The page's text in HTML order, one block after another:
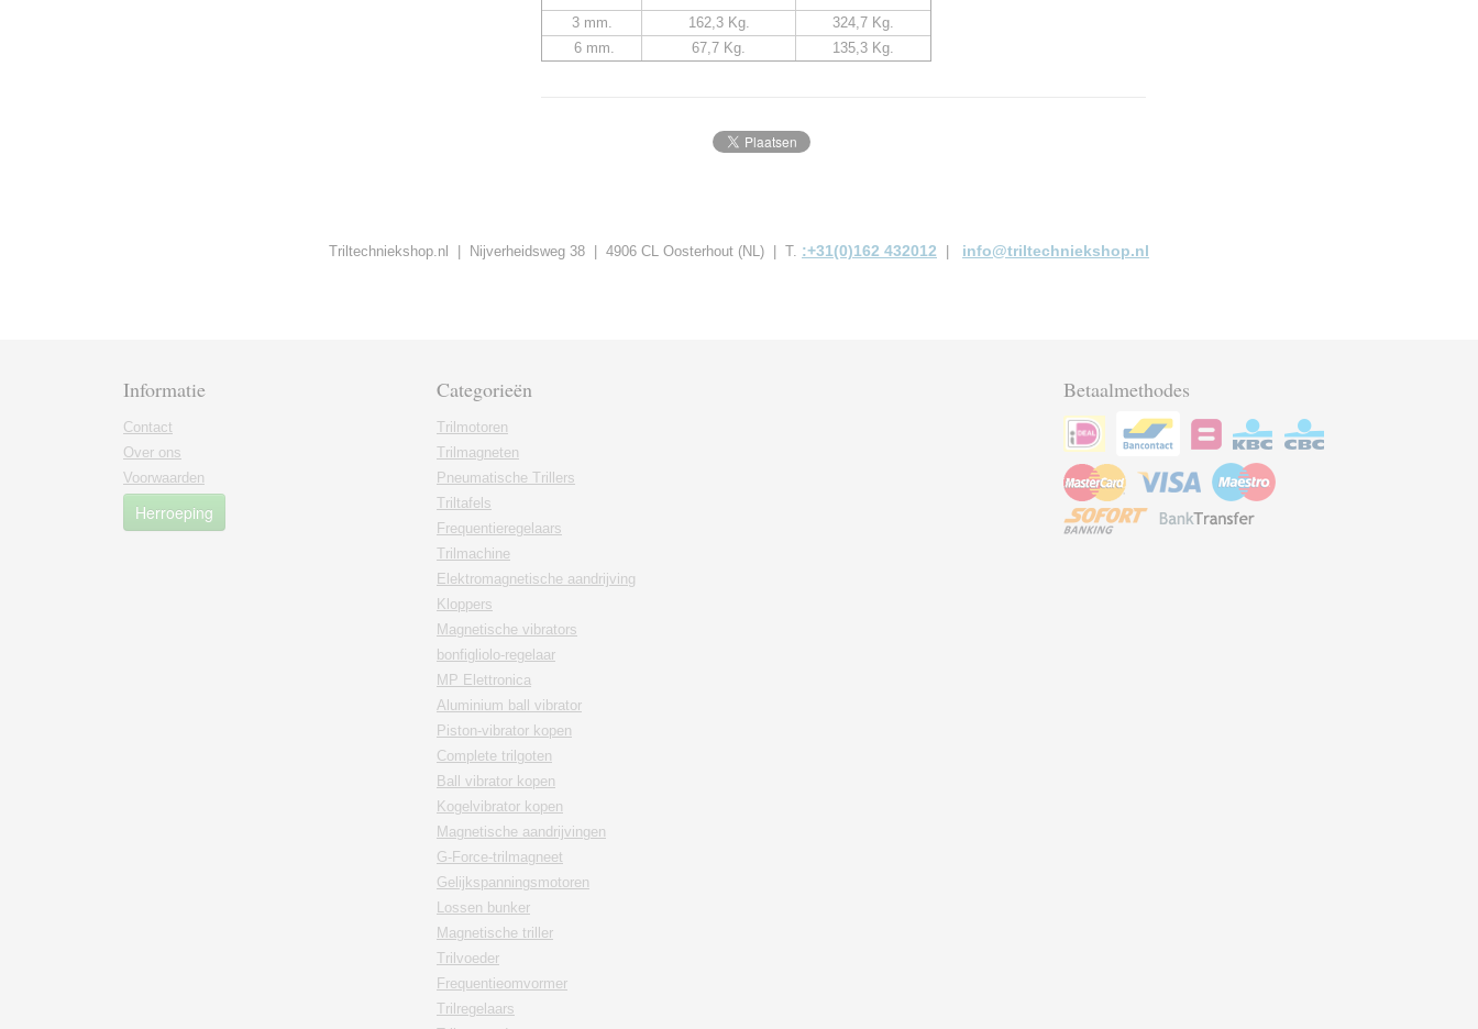
3 mm.
162,3 Kg.
324,7 Kg.
6 mm.
67,7 Kg. 135,3 Kg.
Triltechniekshop.nl | Nijverheidsweg 38 | 4906 CL Oosterhout (NL) | T. :+31(0)162 432012 info@triltechniekshop.nl
Informatie
Contact
Over ons
Voorwaarden
Herroeping
Categorieën
Trilmotoren
Trilmagneten
Pneumatische Trillers
Triltafels
Frequentieregelaars
Trilmachine
Elektromagnetische aandrijving
Kloppers
Magnetische vibrators
bonfigliolo-regelaar
MP Elettronica
Aluminium ball vibrator
Piston-vibrator kopen
Complete trilgoten
Ball vibrator kopen
Kogelvibrator kopen
Magnetische aandrijvingen
G-Force-trilmagneet
Gelijkspanningsmotoren
Lossen bunker
Magnetische triller
Trilvoeder
Frequentieomvormer
Trilregelaars
Betaalmethodes